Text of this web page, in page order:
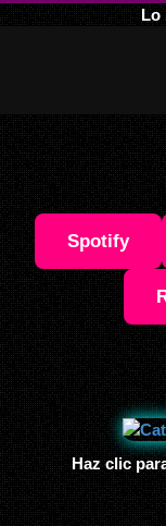
Lo
Spotify
Haz clic